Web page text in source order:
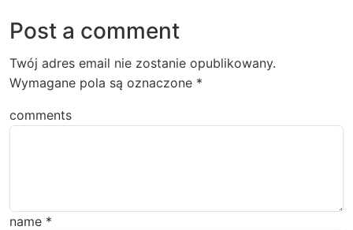
Post a comment
Twój adres email nie zostanie opublikowany.
Wymagane pola są oznaczone *
comments
name *